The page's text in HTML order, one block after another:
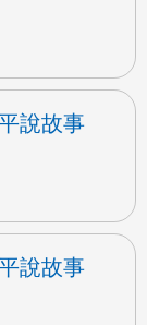
說故事
說故事